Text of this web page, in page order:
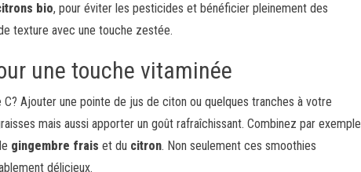
bio, pour éviter les pesticides et bénéficier pleinement des
texture avec une touche zestée.
une touche vitaminée
Ajouter une pointe de jus de citon ou quelques tranches à votre
mais aussi apporter un goût rafraîchissant. Combinez par exemple
gingembre frais et du citron. Non seulement ces smoothies
délicieux.